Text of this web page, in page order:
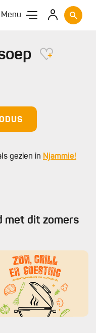
Menu
gezien in Njammie!
met dit zomers